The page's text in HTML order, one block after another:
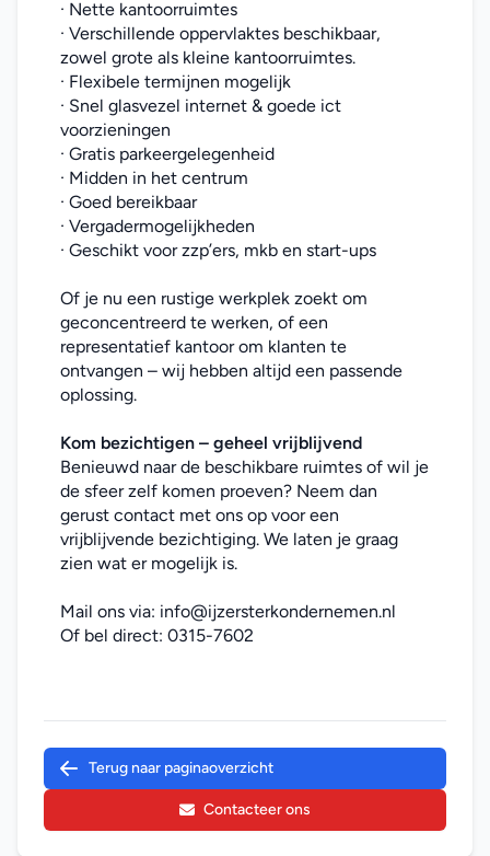
· Nette kantoorruimtes
· Verschillende oppervlaktes beschikbaar,
zowel grote als kleine kantoorruimtes.
· Flexibele termijnen mogelijk
· Snel glasvezel internet & goede ict
voorzieningen
· Gratis parkeergelegenheid
· Midden in het centrum
· Goed bereikbaar
· Vergadermogelijkheden
· Geschikt voor zzp’ers, mkb en start-ups
Of je nu een rustige werkplek zoekt om
geconcentreerd te werken, of een
representatief kantoor om klanten te
ontvangen – wij hebben altijd een passende
oplossing.
Kom bezichtigen – geheel vrijblijvend
Benieuwd naar de beschikbare ruimtes of wil je
de sfeer zelf komen proeven? Neem dan
gerust contact met ons op voor een
vrijblijvende bezichtiging. We laten je graag
zien wat er mogelijk is.
Mail ons via: info@ijzersterkondernemen.nl
Of bel direct: 0315-7602
Terug naar paginaoverzicht
Contacteer ons